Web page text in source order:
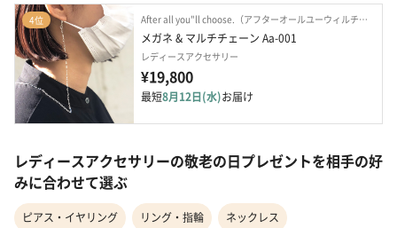
4位 After all you"ll choose.（アフターオールユーウィルチューズ）
メガネ & マルチチェーン Aa-001
レディースアクセサリー
¥19,800
最短8月12日(水)お届け
レディースアクセサリーの敬老の日プレゼントを相手の好
みに合わせて選ぶ
ピアス・イヤリング リング・指輪 ネックレス